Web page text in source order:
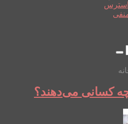
استرس
کسانی می‌دهند؟